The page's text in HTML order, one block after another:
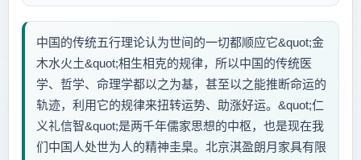
中国的传统五行理论认为世间的一切都顺应它&quot;金
木水火土&quot;相生相克的规律，所以中国的传统医
学、哲学、命理学都以之为基，甚至以之能推断命运的
轨迹，利用它的规律来扭转运势、助涨好运。&quot;仁
义礼信智&quot;是两千年儒家思想的中枢，也是现在我
们中国人处世为人的精神圭臬。北京淇盈朗月家具有限